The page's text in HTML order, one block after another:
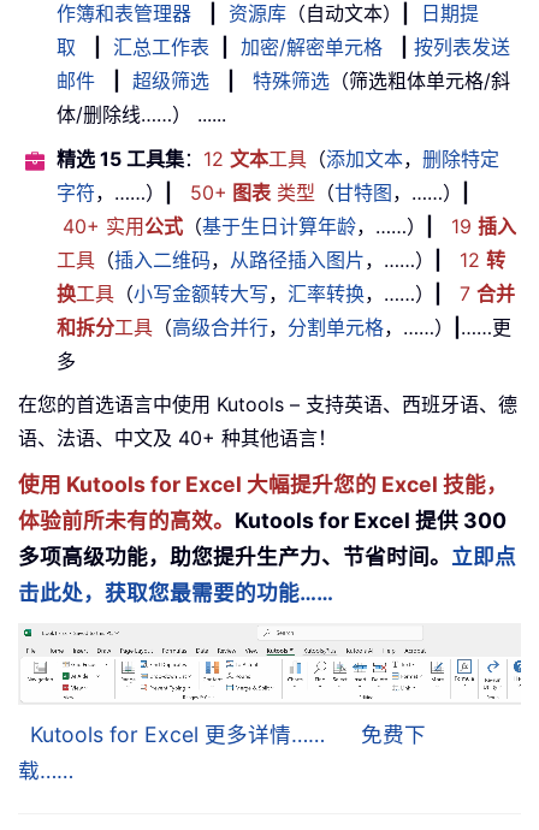
作簿和表管理器
资源库 （自动文本）
日期提
取
汇总工作表 加密/解密单元格
按列表发送
邮件
超级筛选 特殊筛选 （筛选粗体单元格/斜
体/删除线……） ......
精选 15 工具集： 12 文本工具 （添加文本， 删除特定
字符，……） 50+ 图表类型 （甘特图 ，……）
40+ 实用公式 （基于生日计算年龄，……） 19 插入
工具 （插入二维码， 从路径插入图片，……） 12 转
换工具 （小写金额转大写， 汇率转换，……） 7 合并
和拆分工具 （高级合并行， 分割单元格，……）
……更
多
在您的首选语言中使用 Kutools – 支持英语、西班牙语、德
语、法语、中文及 40+ 种其他语言！
使用 Kutools for Excel 大幅提升您的 Excel 技能，
体验前所未有的高效。 Kutools for Excel 提供 300
多项高级功能，助您提升生产力、节省时间。 立即点
击此处，获取您最需要的功能……
Kutools for Excel 更多详情……
免费下
载……